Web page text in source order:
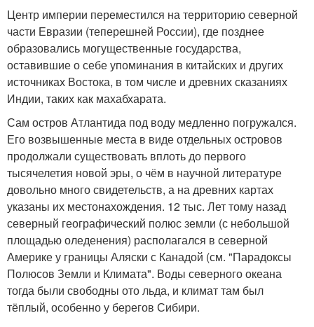
Центр империи переместился на территорию северной
части Евразии (теперешней России), где позднее
образовались могущественные государства,
оставившие о себе упоминания в китайских и других
источниках Востока, в том числе и древних сказаниях
Индии, таких как махабхарата.
Сам остров Атлантида под воду медленно погружался.
Его возвышенные места в виде отдельных островов
продолжали существовать вплоть до первого
тысячелетия новой эры, о чём в научной литературе
довольно много свидетельств, а на древних картах
указаны их местонахождения. 12 тыс. Лет тому назад
северный географический полюс земли (с небольшой
площадью оледенения) располагался в северной
Америке у границы Аляски с Канадой (см. "Парадоксы
Полюсов Земли и Климата". Воды северного океана
тогда были свободны ото льда, и климат там был
тёплый, особенно у берегов Сибири.